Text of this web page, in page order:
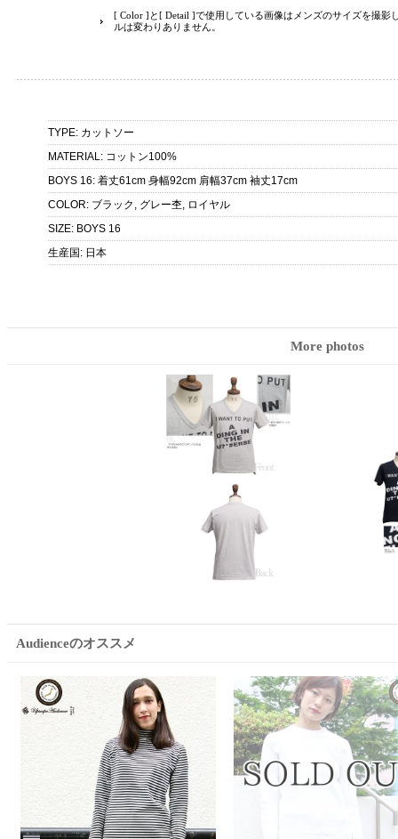
[ Color ]と[ Detail ]で使用している画像はメンズのサイズを撮影
ルは変わりありません。
TYPE: カットソー
MATERIAL: コットン100%
BOYS 16: 着丈61cm 身幅92cm 肩幅37cm 袖丈17cm
COLOR: ブラック, グレー杢, ロイヤル
SIZE: BOYS 16
生産国 : 日本
More photos
Audienceのオススメ